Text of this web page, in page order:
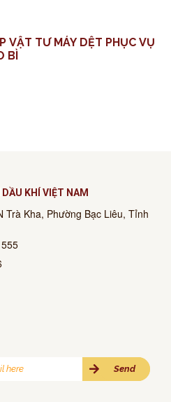
VẬT TƯ MÁY DỆT PHỤC VỤ
BAO BÌ
KHÍ VIỆT NAM
Trà Kha, Phường Bạc Liêu, Tỉnh